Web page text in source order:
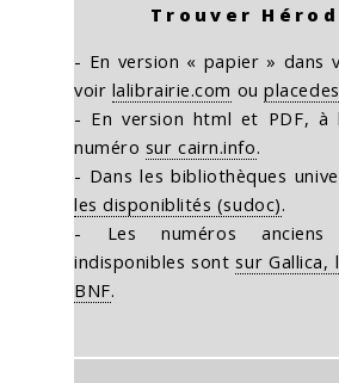
Trouver
- En version « papier » dans
voir lalibrairie.com ou
- En version html et PDF, à
numéro sur cairn.info.
- Dans les bibliothèques
les disponiblités (sudoc).
- Les numéros
indisponibles sontsur Gallica,
BNF.